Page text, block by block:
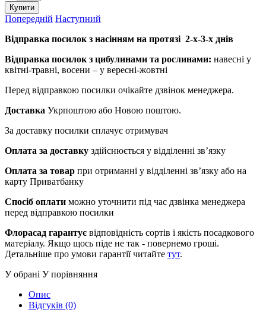
Купити
Попередній Наступний
Відправка посилок з насінням на протязі 2-х-3-х днів
Відправка посилок з цибулинами та рослинами: навесні у
квітні-травні, восени – у вересні-жовтні
Перед відправкою посилки очікайте дзвінок менеджера.
Доставка Укрпоштою або Новою поштою.
За доставку посилки сплачує отримувач
Оплата за доставку здійснюється у відділенні зв’язку
Оплата за товар при отриманні у відділенні зв’язку або на
карту Приватбанку
Спосіб оплати можно уточнити під час дзвінка менеджера
перед відправкою посилки
Флорасад гарантує відповідність сортів і якість посадкового
матеріалу. Якщо щось піде не так - повернемо гроші.
Детальніше про умови гарантії читайте тут.
У обрані У порівняння
Опис
Відгуків (0)